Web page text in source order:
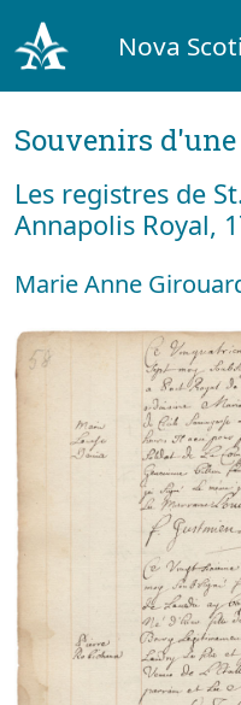
Nova
Souvenirs
Les registres de
Annapolis Royal,
Marie Anne